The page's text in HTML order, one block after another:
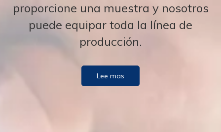
proporcione una muestra y nosotros
puede equipar toda la línea de
producción.
Lee mas